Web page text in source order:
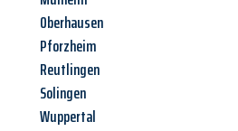
Oberhausen
Pforzheim
Reutlingen
Solingen
Wuppertal